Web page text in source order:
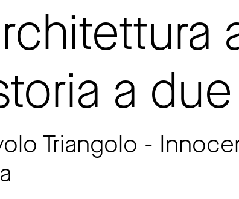
a
Triangolo -